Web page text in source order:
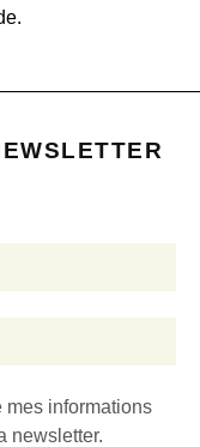
mes informations
newsletter.